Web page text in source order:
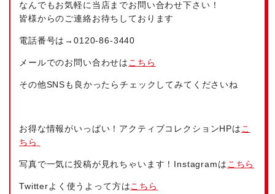
なんでもお気軽に当店までお問い合わせ下さい！
皆様からのご連絡お待ちしております
電話番号は→0120-86-3440
メールでのお問い合わせは こちら
その他SNSも良かったらチェックしてみてくださいね
お得な情報がいっぱい！アクティブコレクションHPは こ
ちら
写真で一気に投稿が見れちゃいます！Instagramは こちら
Twitterよく使うよって方はこちら